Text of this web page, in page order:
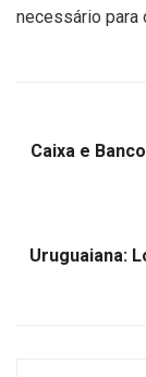
necessário para
Caixa e
Uruguaiana: